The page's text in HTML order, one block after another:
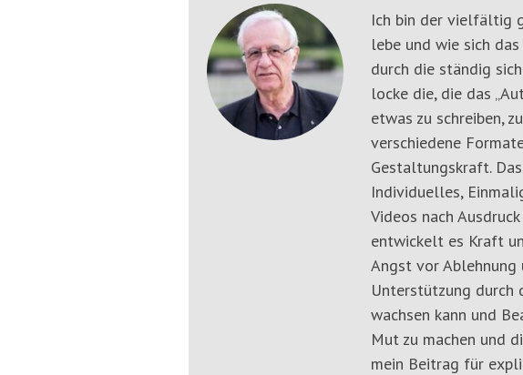
Ich bin der vielfältig
lebe und wie sich
durch die ständig
locke die, die das
etwas zu schreiben,
verschiedene
Gestaltungskraft.
Individuelles,
Videos nach
entwickelt es Kraft
Angst vor Ablehnung
Unterstützung durch
wachsen kann und
Mut zu machen und
mein Beitrag für